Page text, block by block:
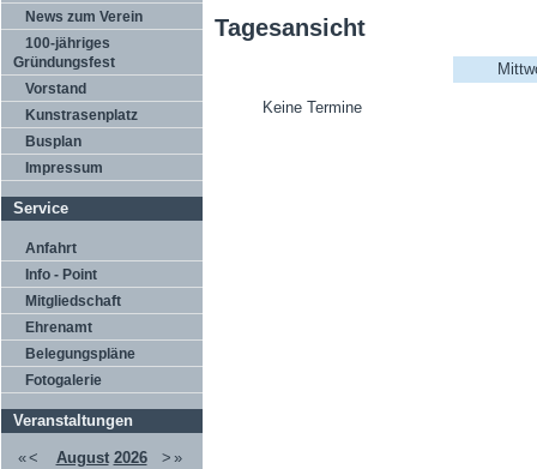
News zum Verein
100-jähriges
Gründungsfest
Vorstand
Kunstrasenplatz
Busplan
Impressum
Service
Anfahrt
Info - Point
Mitgliedschaft
Ehrenamt
Belegungspläne
Fotogalerie
Veranstaltungen
«< August 2026 > »
Tagesansicht
Keine Termine